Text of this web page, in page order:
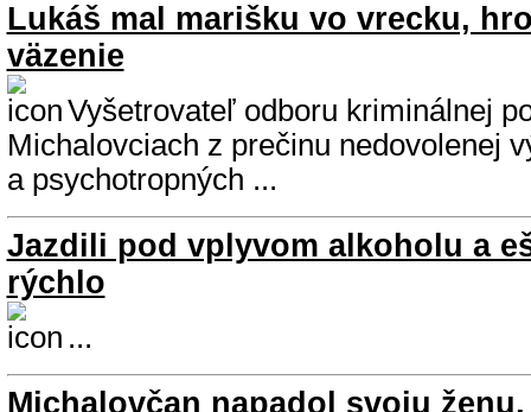
Lukáš mal marišku vo vrecku,
väzenie
Vyšetrovateľ odboru kriminálnej
Michalovciach z prečinu nedovolenej
a psychotropných ...
Jazdili pod vplyvom alkoholu a
rýchlo
...
Michalovčan napadol svoju